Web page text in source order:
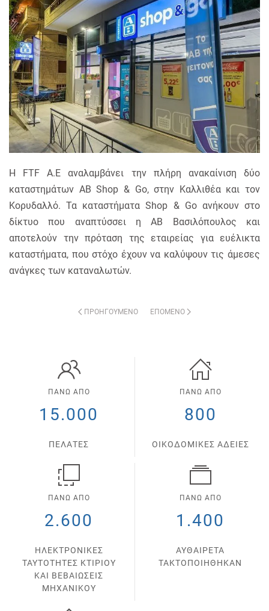
Η FTF A.E αναλαμβάνει την πλήρη ανακαίνιση δύο
καταστημάτων AB Shop & Go, στην Καλλιθέα και τον
Κορυδαλλό. Τα καταστήματα Shop & Go ανήκουν στο
δίκτυο που αναπτύσσει η ΑΒ Βασιλόπουλος και
αποτελούν την πρόταση της εταιρείας για ευέλικτα
καταστήματα, που στόχο έχουν να καλύψουν τις άμεσες
ανάγκες των καταναλωτών.
ΠΡΟΗΓΟΎΜΕΝΟ ΕΠΌΜΕΝΟ
ΠΑΝΩ ΑΠΟ
15.000
ΠΕΛΑΤΕΣ
ΠΑΝΩ ΑΠΟ
800
ΟΙΚΟΔΟΜΙΚΕΣ ΑΔΕΙΕΣ
ΠΑΝΩ ΑΠΟ
2.600
ΗΛΕΚΤΡΟΝΙΚΕΣ
ΤΑΥΤΟΤΗΤΕΣ ΚΤΙΡΙΟΥ
ΚΑΙ ΒΕΒΑΙΩΣΕΙΣ
ΜΗΧΑΝΙΚΟΥ
ΠΑΝΩ ΑΠΟ
1.400
ΑΥΘΑΙΡΕΤΑ
ΤΑΚΤΟΠΟΙΗΘΗΚΑΝ